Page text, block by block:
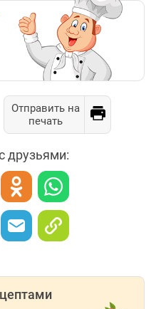
Отправить на
печать
друзьями: